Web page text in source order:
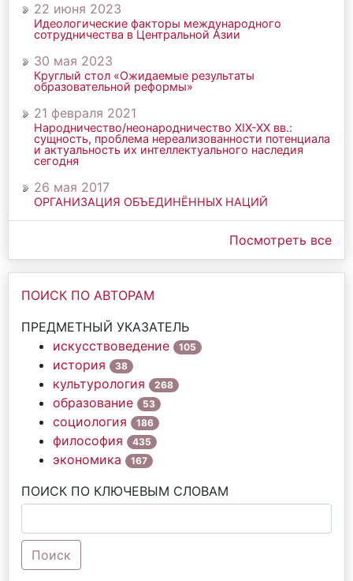
22 июня 2023
Идеологические факторы международного
сотрудничества в Центральной Азии
30 мая 2023
Круглый стол «Ожидаемые результаты
образовательной реформы»
21 февраля 2021
Народничество/неонародничество ХIХ-ХХ вв.:
сущность, проблема нереализованности потенциала
и актуальность их интеллектуального наследия
сегодня
26 мая 2017
ОРГАНИЗАЦИЯ ОБЪЕДИНЁННЫХ НАЦИЙ
Посмотреть все
ПОИСК ПО АВТОРАМ
ПРЕДМЕТНЫЙ УКАЗАТЕЛЬ
искусствоведение
105
история 38
культурология 268
образование 53
социология 186
философия 435
экономика 167
ПОИСК ПО КЛЮЧЕВЫМ СЛОВАМ
Поиск